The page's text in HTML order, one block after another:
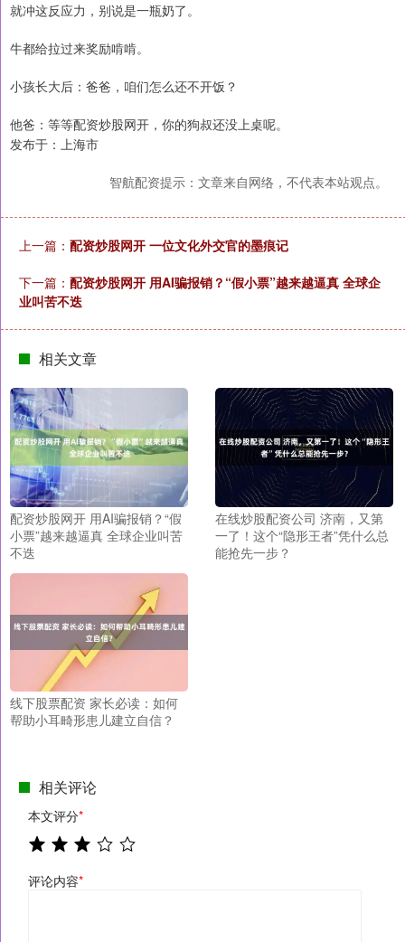
就冲这反应力，别说是一瓶奶了。
牛都给拉过来奖励啃啃。
小孩长大后：爸爸，咱们怎么还不开饭？
他爸：等等配资炒股网开，你的狗叔还没上桌呢。
发布于：上海市
智航配资提示：文章来自网络，不代表本站观点。
上一篇： 配资炒股网开 一位文化外交官的墨痕记
下一篇： 配资炒股网开 用AI骗报销？“假小票”越来越逼真 全球企
业叫苦不迭
相关文章
配资炒股网开 用AI骗报销？“假
小票”越来越逼真 全球企业叫苦
不迭
在线炒股配资公司 济南，又第
一了！这个“隐形王者”凭什么总
能抢先一步？
线下股票配资 家长必读：如何
帮助小耳畸形患儿建立自信？
相关评论
本文评分*
评论内容*